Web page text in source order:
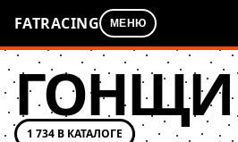
FATRACING МЕНЮ
1 734 В КАТАЛОГЕ